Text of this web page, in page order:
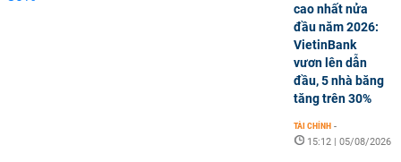
cao nhất nửa
đầu năm 2026:
VietinBank
vươn lên dẫn
đầu, 5 nhà băng
tăng trên 30%
TÀI CHÍNH -
15:12 | 05/08/2026